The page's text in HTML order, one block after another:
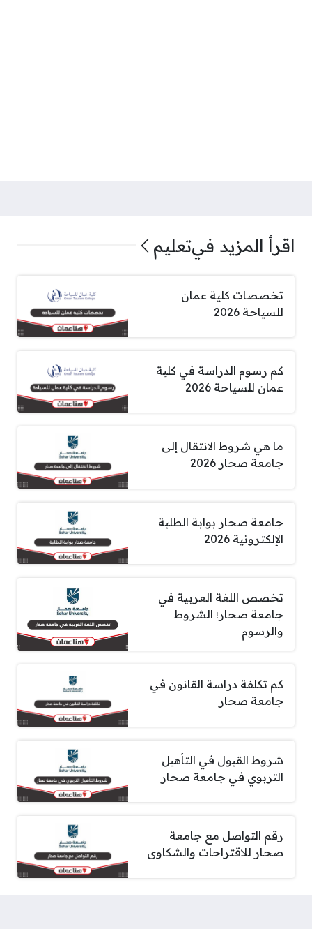
اقرأ المزيد فيتعليم
تخصصات كلية عمان
للسياحة 2026
كم رسوم الدراسة في كلية
عمان للسياحة 2026
ما هي شروط الانتقال إلى
جامعة صحار 2026
جامعة صحار بوابة الطلبة
الإلكترونية 2026
تخصص اللغة العربية في
جامعة صحار؛ الشروط
والرسوم
كم تكلفة دراسة القانون في
جامعة صحار
شروط القبول في التأهيل
التربوي في جامعة صحار
رقم التواصل مع جامعة
صحار للاقتراحات والشكاوى